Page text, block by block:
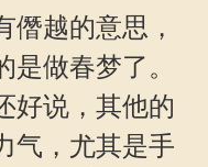
越的意思，
做春梦了。
好说，其他的
气，尤其是手